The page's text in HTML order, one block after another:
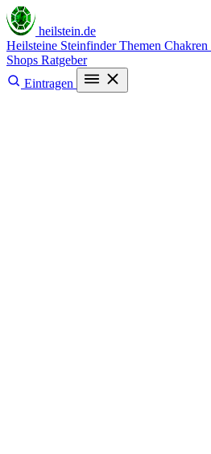
heilstein.de
Heilsteine SteinfinderThemen Chakren
Shops Ratgeber
Eintragen